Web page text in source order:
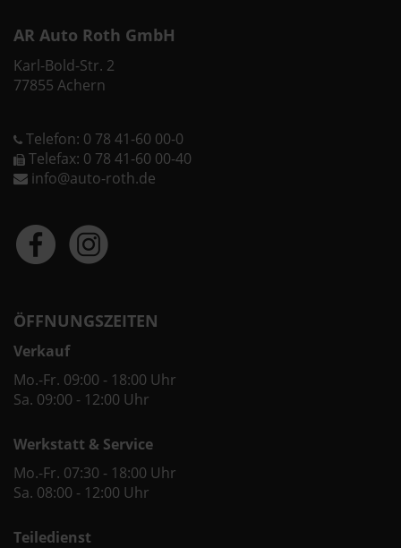
AR Auto Roth GmbH
Karl-Bold-Str. 2
77855 Achern
Telefon: 0 78 41-60 00-0
Telefax: 0 78 41-60 00-40
info@auto-roth.de
ÖFFNUNGSZEITEN
Verkauf
Mo.-Fr. 09:00 - 18:00 Uhr
Sa. 09:00 - 12:00 Uhr
Werkstatt & Service
Mo.-Fr. 07:30 - 18:00 Uhr
Sa. 08:00 - 12:00 Uhr
Teiledienst